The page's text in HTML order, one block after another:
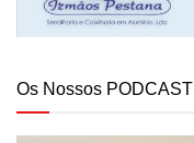
Os Nossos PODCAST